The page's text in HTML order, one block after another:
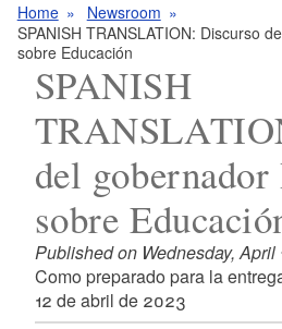
Home
Newsroom
SPANISH TRANSLATION: Discurso
sobre Educación
SPANISH
del
sobre
Published on Wednesday,
Como preparado para la
12 de abril de 2023